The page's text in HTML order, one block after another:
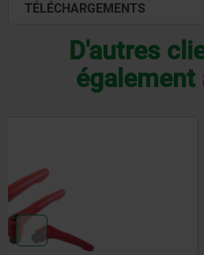
TÉLÉCHARGEMENTS
D'autres
également